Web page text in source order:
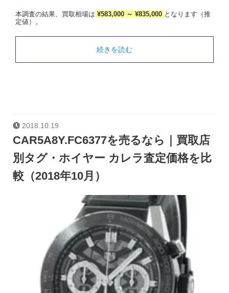
本調査の結果、買取相場は ¥583,000 ～ ¥835,000 となります（推
定値）。
続きを読む
2018.10.19
CAR5A8Y.FC6377を売るなら｜買取店
別タグ・ホイヤー カレラ査定価格を比
較（2018年10月）